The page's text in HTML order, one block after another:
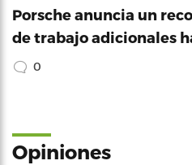
Porsche anuncia un
de trabajo adicionales
0
Opiniones